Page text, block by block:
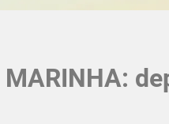
MARINHA: